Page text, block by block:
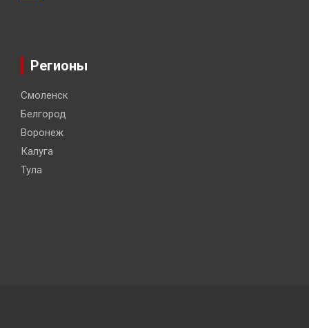
Регионы
Смоленск
Белгород
Воронеж
Калуга
Тула